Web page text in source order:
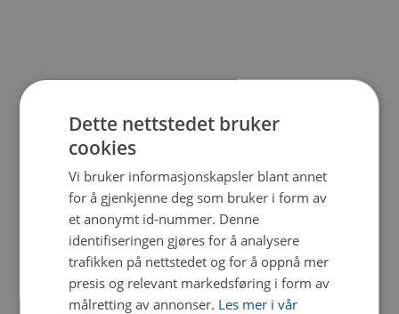
Dette nettstedet bruker
cookies
Vi bruker informasjonskapsler blant annet
for å gjenkjenne deg som bruker i form av
et anonymt id-nummer. Denne
identifiseringen gjøres for å analysere
trafikken på nettstedet og for å oppnå mer
presis og relevant markedsføring i form av
målretting av annonser. Les mer i vår